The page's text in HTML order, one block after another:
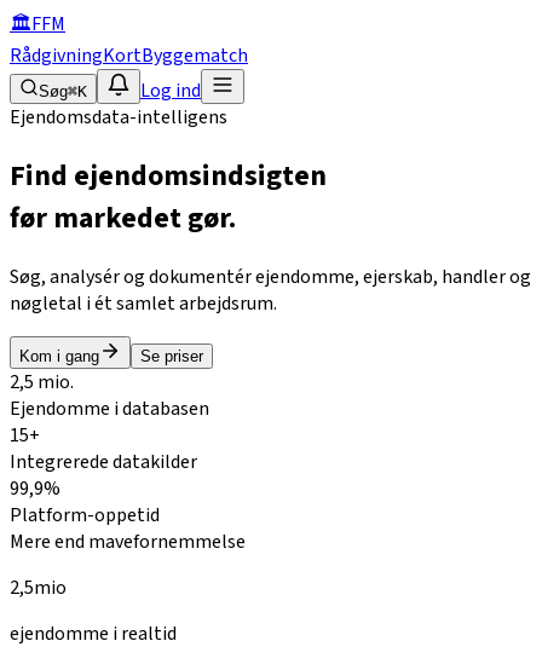
🏛FFM
RådgivningKortByggematch
Søg⌘K
Log ind
Ejendomsdata-intelligens
Find ejendomsindsigten
før markedet gør.
Søg, analysér og dokumentér ejendomme, ejerskab, handler og
nøgletal i ét samlet arbejdsrum.
Kom i gang Se priser
2,5 mio.
Ejendomme i databasen
15+
Integrerede datakilder
99,9%
Platform-oppetid
Mere end mavefornemmelse
2,5mio
ejendomme i realtid